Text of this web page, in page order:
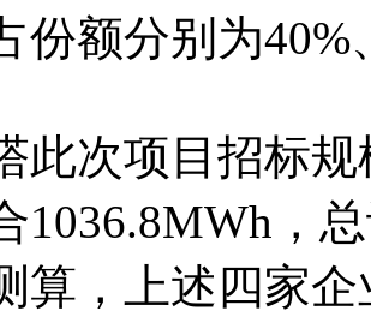
份额分别为40%
此次项目招标
1036.8MWh，
算，上述四家